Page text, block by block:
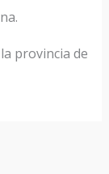
provincia de